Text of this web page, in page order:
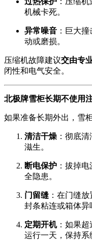
机械卡死。
异常噪音 ：巨大
动或磨损。
压缩机故障建议交由专
闭性和电气安全。
北极牌雪柜长期不使用
如果准备长期外出，雪
清洁干燥 ：彻底
滋生。
断电保护 ：拔掉
全隐患。
门留缝 ：在门缝
封条粘连或箱体异
定期开机：如果超
运行一天，保持系